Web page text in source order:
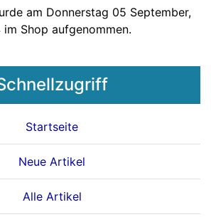
am Donnerstag 05 September,
im Shop aufgenommen.
Startseite
Neue Artikel
Alle Artikel